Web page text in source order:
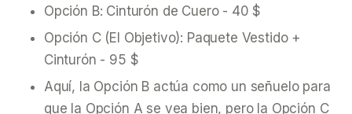
Opción B: Cinturón de Cuero - 40 $
Opción C (El Objetivo): Paquete Vestido +
Cinturón - 95 $
Aquí, la Opción B actúa como un señuelo para
que la Opción A se vea bien, pero la Opción C